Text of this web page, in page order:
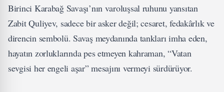
Birinci Karabağ Savaşı’nın varoluşsal ruhunu yansıtan
Zabit Quliyev, sadece bir asker değil; cesaret, fedakârlık ve
direncin sembolü. Savaş meydanında tankları imha eden,
hayatın zorluklarında pes etmeyen kahraman, “Vatan
sevgisi her engeli aşar” mesajını vermeyi sürdürüyor.